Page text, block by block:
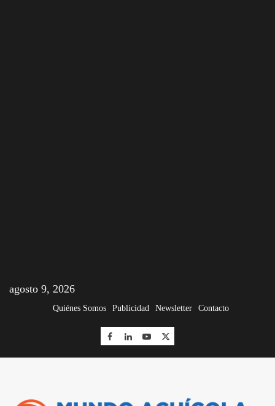
agosto 9, 2026
Quiénes Somos Publicidad Newsletter Contacto